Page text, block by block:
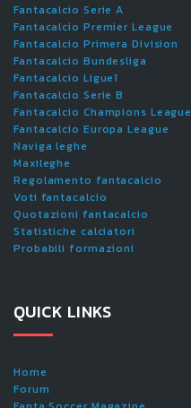
Fantacalcio Serie A
Fantacalcio Premier League
Fantacalcio Primera Division
Fantacalcio Bundesliga
Fantacalcio Ligue1
Fantacalcio Serie B
Fantacalcio Champions League
Fantacalcio Europa League
Naviga leghe
Maxileghe
Regolamento fantacalcio
Voti fantacalcio
Quotazioni fantacalcio
Statistiche calciatori
Probabili formazioni
QUICK LINKS
Home
Forum